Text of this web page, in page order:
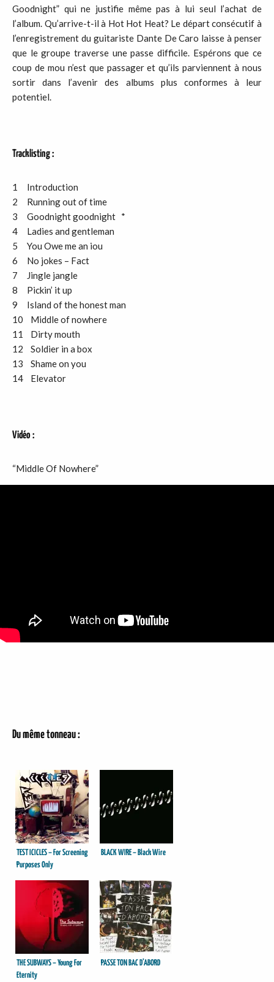
Goodnight” qui ne justifie même pas à lui seul l’achat de
l’album. Qu’arrive-t-il à Hot Hot Heat? Le départ consécutif à
l’enregistrement du guitariste Dante De Caro laisse à penser
que le groupe traverse une passe difficile. Espérons que ce
coup de mou n’est que passager et qu’ils parviennent à nous
sortir dans l’avenir des albums plus conformes à leur
potentiel.
Tracklisting:
1 Introduction
2 Running out of time
3 Goodnight goodnight *
4 Ladies and gentleman
5 You Owe me an iou
6 No jokes – Fact
7 Jingle jangle
8 Pickin’ it up
9 Island of the honest man
10 Middle of nowhere
11 Dirty mouth
12 Soldier in a box
13 Shame on you
14 Elevator
Vidéo:
“Middle Of Nowhere”
Du même tonneau :
TEST ICICLES – For Screening
Purposes Only
BLACK WIRE – Black Wire
THE SUBWAYS – Young For
Eternity
PASSE TON BAC D’ABORD